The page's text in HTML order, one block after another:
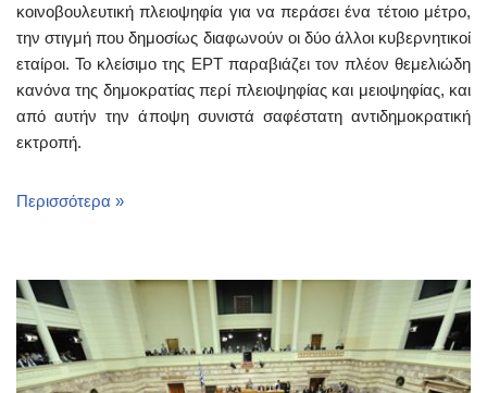
κοινοβουλευτική πλειοψηφία για να περάσει ένα τέτοιο μέτρο,
την στιγμή που δημοσίως διαφωνούν οι δύο άλλοι κυβερνητικοί
εταίροι. Το κλείσιμο της ΕΡΤ παραβιάζει τον πλέον θεμελιώδη
κανόνα της δημοκρατίας περί πλειοψηφίας και μειοψηφίας, και
από αυτήν την άποψη συνιστά σαφέστατη αντιδημοκρατική
εκτροπή.
Περισσότερα »